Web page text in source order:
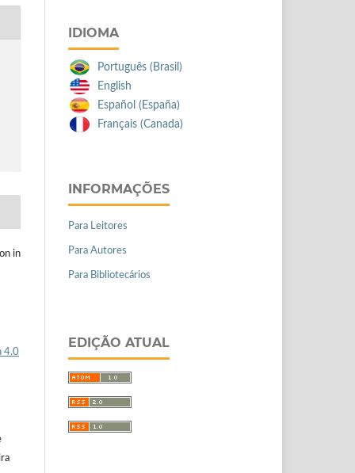
in
4.0
IDIOMA
Português (Brasil)
English
Español (España)
Français (Canada)
INFORMAÇÕES
Para Leitores
Para Autores
Para Bibliotecários
EDIÇÃO ATUAL